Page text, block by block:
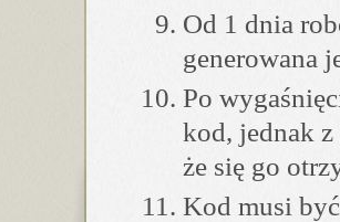
Od 1 dnia
generowana
Po
kod, jednak
że się go
Kod musi